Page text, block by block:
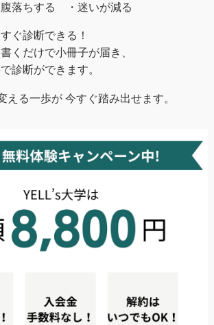
落ちする ・迷いが減る
ぐ診断できる！
くだけで小冊子が届き、
診断ができます。
える一歩が 今すぐ踏み出せます。